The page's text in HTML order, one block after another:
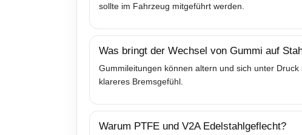
sollte im Fahrzeug mitgeführt werden.
Was bringt der Wechsel von Gummi auf
Gummileitungen können altern und sich unter
klareres Bremsgefühl.
Warum PTFE und V2A Edelstahlgeflecht?